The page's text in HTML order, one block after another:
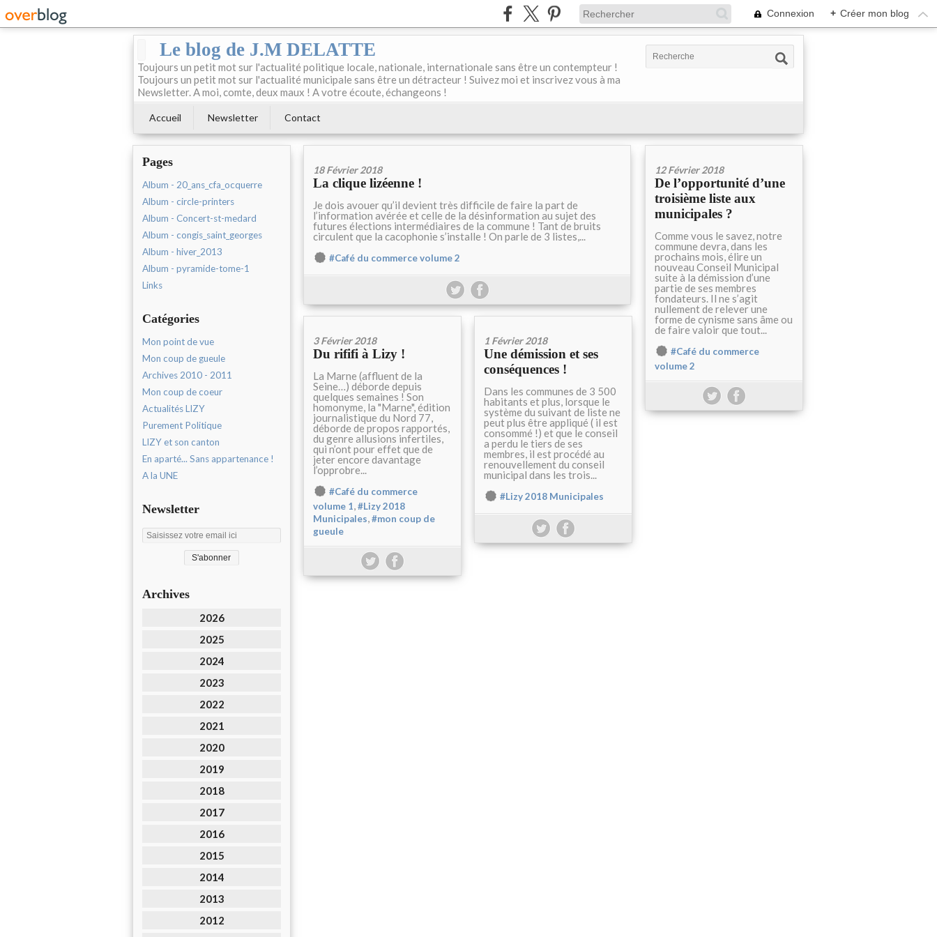
Connexion + Créer mon blog
Le blog de J.M DELATTE
Toujours un petit mot sur l'actualité politique locale, nationale, internationale sans être un contempteur !
Toujours un petit mot sur l'actualité municipale sans être un détracteur ! Suivez moi et inscrivez vous à ma
Newsletter. A moi, comte, deux maux ! A votre écoute, échangeons !
Accueil Newsletter Contact
Pages
Album - 20_ans_cfa_ocquerre
Album - circle-printers
Album - Concert-st-medard
Album - congis_saint_georges
Album - hiver_2013
Album - pyramide-tome-1
Links
Catégories
Mon point de vue
Mon coup de gueule
Archives 2010 - 2011
Mon coup de coeur
Actualités LIZY
Purement Politique
LIZY et son canton
En aparté... Sans appartenance !
A la UNE
Newsletter
Archives
2026
2025
2024
2023
2022
2021
2020
2019
2018
2017
2016
2015
2014
2013
2012
18 Février 2018
La clique lizéenne !
Je dois avouer qu’il devient très difficile de faire la part de
l’information avérée et celle de la désinformation au sujet des
futures élections intermédiaires de la commune ! Tant de bruits
circulent que la cacophonie s’installe ! On parle de 3 listes,...
#Café du commerce volume 2
12 Février 2018
De l’opportunité d’une
troisième liste aux
municipales ?
Comme vous le savez, notre
commune devra, dans les
prochains mois, élire un
nouveau Conseil Municipal
suite à la démission d’une
partie de ses membres
fondateurs. Il ne s’agit
nullement de relever une
forme de cynisme sans âme ou
de faire valoir que tout...
#Café du commerce
volume 2
3 Février 2018
Du rififi à Lizy !
La Marne (affluent de la
Seine…) déborde depuis
quelques semaines ! Son
homonyme, la "Marne", édition
journalistique du Nord 77,
déborde de propos rapportés,
du genre allusions infertiles,
qui n’ont pour effet que de
jeter encore davantage
l’opprobre...
#Café du commerce
volume 1,#Lizy 2018
Municipales,#mon coup de
gueule
1 Février 2018
Une démission et ses
conséquences !
Dans les communes de 3 500
habitants et plus, lorsque le
système du suivant de liste ne
peut plus être appliqué ( il est
consommé !) et que le conseil
a perdu le tiers de ses
membres, il est procédé au
renouvellement du conseil
municipal dans les trois...
#Lizy 2018 Municipales